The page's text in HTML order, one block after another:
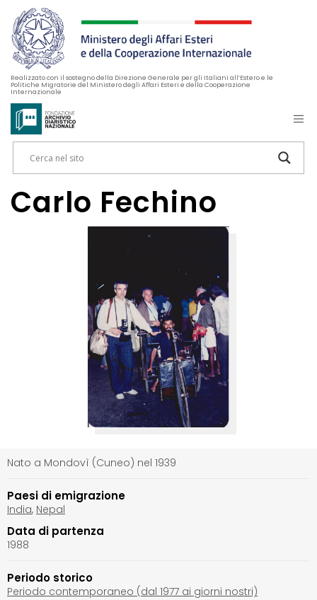
Realizzato con il sostegno della Direzione Generale per gli Italiani all’Estero e le
Politiche Migratorie del Ministero degli Affari Esteri e della Cooperazione
Internazionale
Carlo Fechino
Nato a Mondovì (Cuneo) nel 1939
Paesi di emigrazione
India, Nepal
Data di partenza
1988
Periodo storico
Periodo contemporaneo (dal 1977 ai giorni nostri)